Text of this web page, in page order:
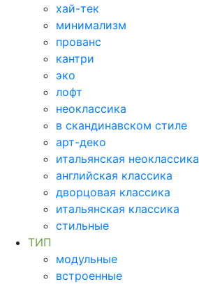
хай-тек
минимализм
прованс
кантри
эко
лофт
неоклассика
в скандинавском стиле
арт-деко
итальянская неоклассика
английская классика
дворцовая классика
итальянская классика
стильные
ТИП
модульные
встроенные